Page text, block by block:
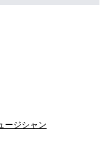
ージシャン